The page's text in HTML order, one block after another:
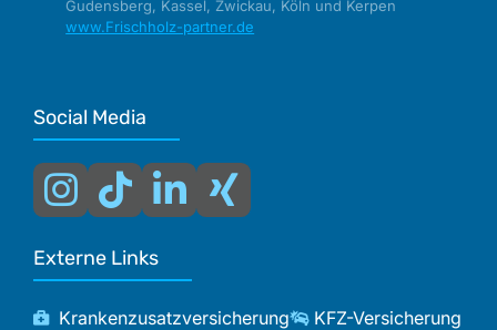
Gudensberg, Kassel, Zwickau, Köln und Kerpen
www.Frischholz-partner.de
Social Media
Externe Links
Krankenzusatzversicherung KFZ-Versicherung